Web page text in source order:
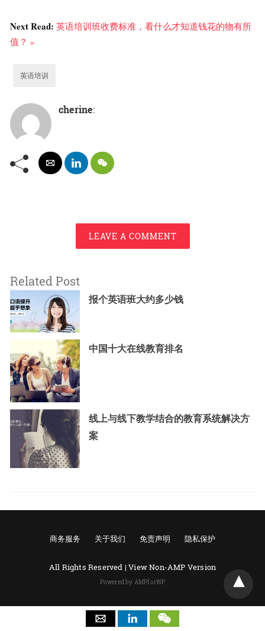
Next Read: 英语培训班收费标准，看什么才知道钱花的物有所
值？ »
英语培训
cherine:
LEAVE A COMMENT
Related Post
报个英语班大约多少钱
中国十大在线教育排名
线上与线下教学结合的教育系统解决方
案
商务服务 关于我们 免责声明 隐私保护
All Rights Reserved |View Non-AMP Version
Powered by AMPforWP